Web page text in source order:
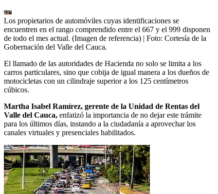
Los propietarios de automóviles cuyas identificaciones se
encuentren en el rango comprendido entre el 667 y el 999 disponen
de todo el mes actual. (Imagen de referencia) | Foto: Cortesía de la
Gobernación del Valle del Cauca.
El llamado de las autoridades de Hacienda no solo se limita a los
carros particulares, sino que cobija de igual manera a los dueños de
motocicletas con un cilindraje superior a los 125 centímetros
cúbicos.
Martha Isabel Ramírez, gerente de la Unidad de Rentas del
Valle del Cauca, enfatizó la importancia de no dejar este trámite
para los últimos días, instando a la ciudadanía a aprovechar los
canales virtuales y presenciales habilitados.